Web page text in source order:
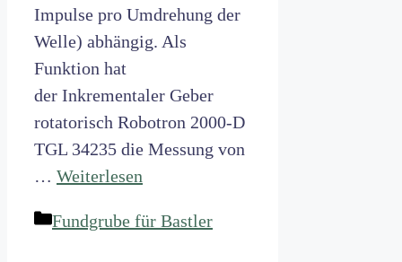
Impulse pro Umdrehung der
Welle) abhängig. Als
Funktion hat
der Inkrementaler Geber
rotatorisch Robotron 2000-D
TGL 34235 die Messung von
… Weiterlesen
Kategorien
Fundgrube für Bastler